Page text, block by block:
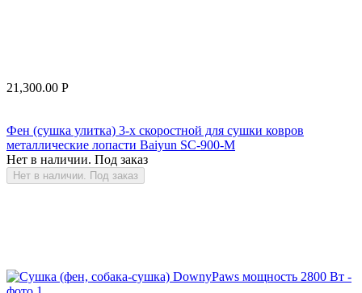
21,300.00 Р
Фен (сушка улитка) 3-х скоростной для сушки ковров
металлические лопасти Baiyun SC-900-M
Нет в наличии. Под заказ
Нет в наличии. Под заказ